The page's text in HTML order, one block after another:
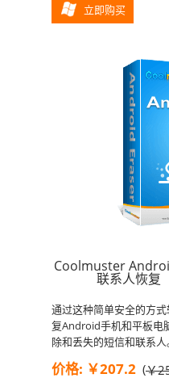
立即购买
Coolmuster
联系人恢复
通过这种简单安全的方
复Android手机和平板电
除和丢失的短信和联系人
价格: ￥207.2 (￥